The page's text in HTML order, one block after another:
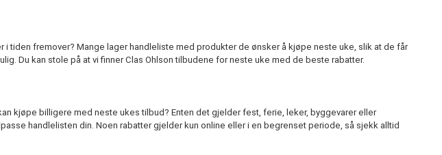
tiden fremover? Mange lager handleliste med produkter de ønsker å kjøpe neste uke, slik at de får
Du kan stole på at vi finner Clas Ohlson tilbudene for neste uke med de beste rabatter.
kjøpe billigere med neste ukes tilbud? Enten det gjelder fest, ferie, leker, byggevarer eller
handlelisten din. Noen rabatter gjelder kun online eller i en begrenset periode, så sjekk alltid